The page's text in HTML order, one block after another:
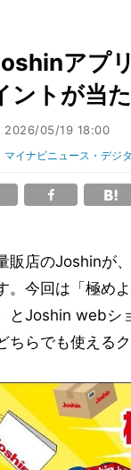
アプ
ントが当
2026/05/19 18:00
マイナビニュース・デジ
販店のJoshinが
。今回は「極め
とJoshin webシ
ちらでも使える